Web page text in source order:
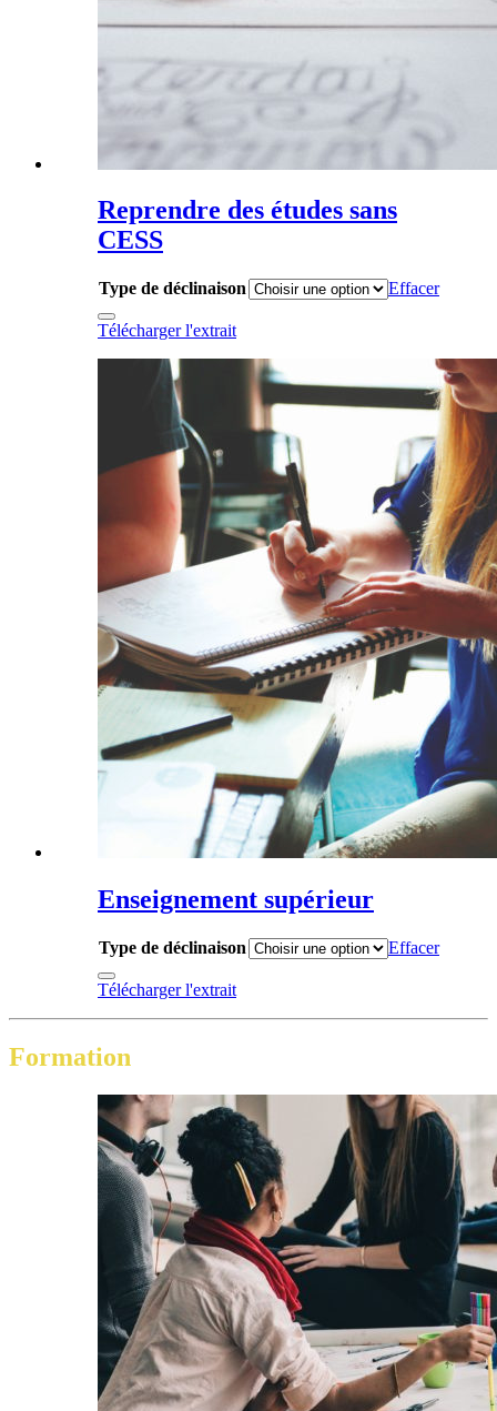
Reprendre des études sans
CESS
Type de déclinaison Effacer
Télécharger l'extrait
Enseignement supérieur
Type de déclinaison Effacer
Télécharger l'extrait
Formation